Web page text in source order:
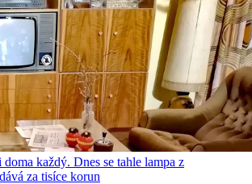
každý. Dnes se tahle lampa z
za tisíce korun